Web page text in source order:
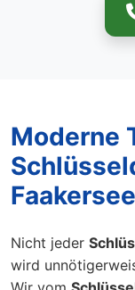
Moderne
Faakersee
Nicht jeder
wird